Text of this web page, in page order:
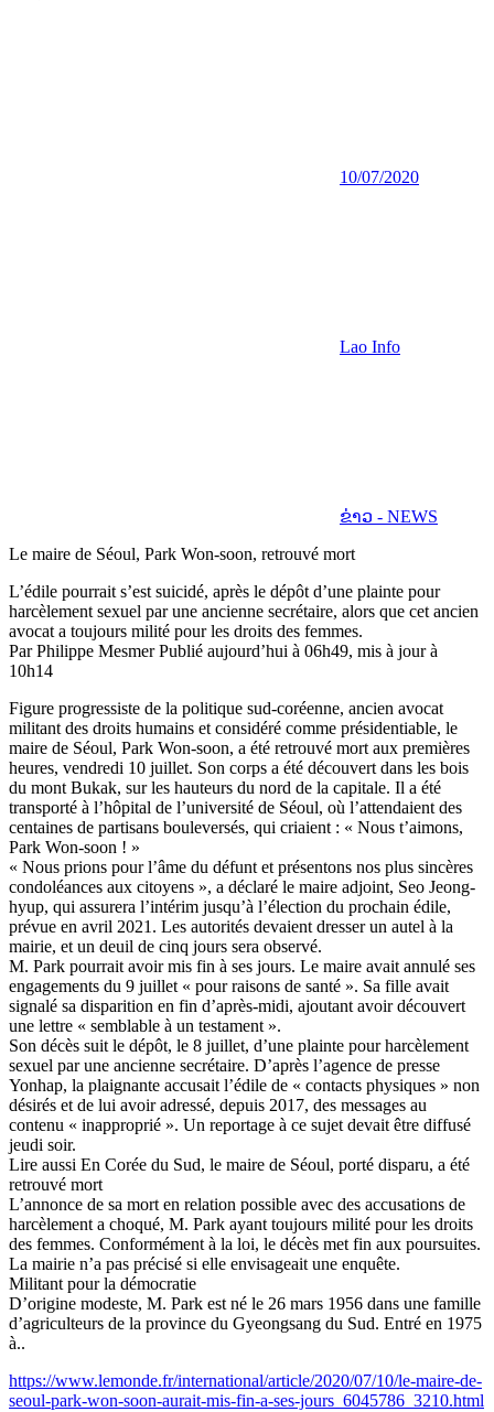
10/07/2020
Lao Info
ຂ່າວ - NEWS
Le maire de Séoul, Park Won-soon, retrouvé mort
L’édile pourrait s’est suicidé, après le dépôt d’une plainte pour
harcèlement sexuel par une ancienne secrétaire, alors que cet ancien
avocat a toujours milité pour les droits des femmes.
Par Philippe Mesmer Publié aujourd’hui à 06h49, mis à jour à
10h14
Figure progressiste de la politique sud-coréenne, ancien avocat
militant des droits humains et considéré comme présidentiable, le
maire de Séoul, Park Won-soon, a été retrouvé mort aux premières
heures, vendredi 10 juillet. Son corps a été découvert dans les bois
du mont Bukak, sur les hauteurs du nord de la capitale. Il a été
transporté à l’hôpital de l’université de Séoul, où l’attendaient des
centaines de partisans bouleversés, qui criaient : « Nous t’aimons,
Park Won-soon ! »
« Nous prions pour l’âme du défunt et présentons nos plus sincères
condoléances aux citoyens », a déclaré le maire adjoint, Seo Jeong-
hyup, qui assurera l’intérim jusqu’à l’élection du prochain édile,
prévue en avril 2021. Les autorités devaient dresser un autel à la
mairie, et un deuil de cinq jours sera observé.
M. Park pourrait avoir mis fin à ses jours. Le maire avait annulé ses
engagements du 9 juillet « pour raisons de santé ». Sa fille avait
signalé sa disparition en fin d’après-midi, ajoutant avoir découvert
une lettre « semblable à un testament ».
Son décès suit le dépôt, le 8 juillet, d’une plainte pour harcèlement
sexuel par une ancienne secrétaire. D’après l’agence de presse
Yonhap, la plaignante accusait l’édile de « contacts physiques » non
désirés et de lui avoir adressé, depuis 2017, des messages au
contenu « inapproprié ». Un reportage à ce sujet devait être diffusé
jeudi soir.
Lire aussi En Corée du Sud, le maire de Séoul, porté disparu, a été
retrouvé mort
L’annonce de sa mort en relation possible avec des accusations de
harcèlement a choqué, M. Park ayant toujours milité pour les droits
des femmes. Conformément à la loi, le décès met fin aux poursuites.
La mairie n’a pas précisé si elle envisageait une enquête.
Militant pour la démocratie
D’origine modeste, M. Park est né le 26 mars 1956 dans une famille
d’agriculteurs de la province du Gyeongsang du Sud. Entré en 1975
à..
https://www.lemonde.fr/international/article/2020/07/10/le-maire-de-
seoul-park-won-soon-aurait-mis-fin-a-ses-jours_6045786_3210.html